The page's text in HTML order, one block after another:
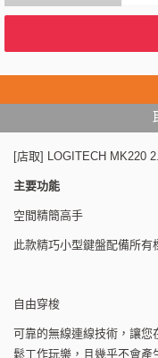
[店取] LOGITECH MK220
主要功能
空間精簡高手
此款精巧小型鍵盤配備所有
自由穿梭
可靠的無線連線技術，讓
鬆工作玩樂，且幾乎不會產